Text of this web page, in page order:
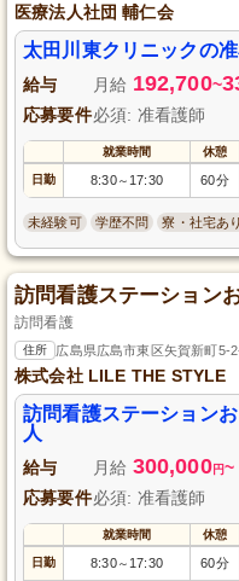
医療法人社団 輔仁会
太田川東クリニックの
給与 月給 192,700~
応募要件必須: 准看護師
就業時間 休憩
日勤 8:30～ 17:30 60分
未経験可 学歴不問 寮・社宅あり
訪問看護ステーション
訪問看護
住所 広島県広島市東区矢賀新町5-
株式会社 LILE THE STYLE
訪問看護ステーション
人
給与 月給 300,000円~
応募要件必須: 准看護師
就業時間 休憩
日勤 8:30～ 17:30 60分